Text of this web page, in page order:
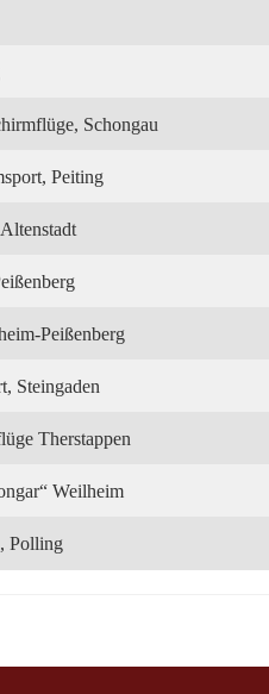
Schongau
Peiting
Peißenberg
Steingaden
Therstappen
Weilheim
Polling